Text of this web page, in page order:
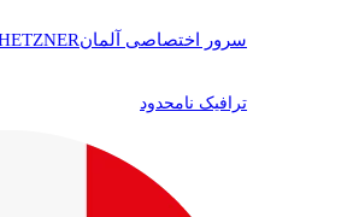
سرور اختصاصی آلمان
ترافیک نامحدود